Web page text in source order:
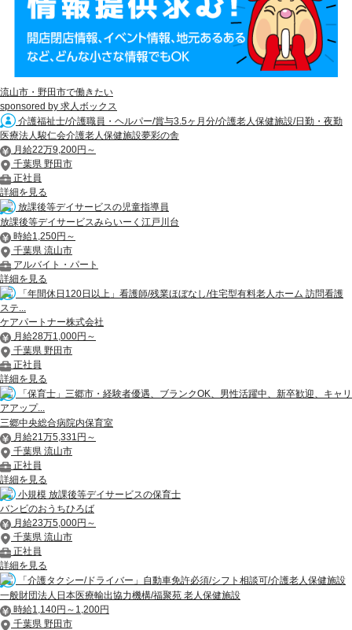
流山市・野田市で働きたい
sponsored by 求人ボックス
介護福祉士/介護職員・ヘルパー/賞与3.5ヶ月分/介護老人保健施設/日勤・夜勤
医療法人駿仁会介護老人保健施設夢彩の舎
月給22万9,200円～
千葉県 野田市
正社員
詳細を見る
放課後等デイサービスの児童指導員
放課後等デイサービスみらいーく江戸川台
時給1,250円～
千葉県 流山市
アルバイト・パート
詳細を見る
「年間休日120日以上」看護師/残業ほぼなし/住宅型有料老人ホーム 訪問看護
ステ...
ケアパートナー株式会社
月給28万1,000円～
千葉県 野田市
正社員
詳細を見る
「保育士」三郷市・経験者優遇、ブランクOK、男性活躍中、新卒歓迎、キャリ
アアップ...
三郷中央総合病院内保育室
月給21万5,331円～
千葉県 流山市
正社員
詳細を見る
小規模 放課後等デイサービスの保育士
バンビのおうちひろば
月給23万5,000円～
千葉県 流山市
正社員
詳細を見る
「介護タクシー/ドライバー」自動車免許必須/シフト相談可/介護老人保健施設
一般財団法人日本医療輸出協力機構/福聚苑 老人保健施設
時給1,140円～1,200円
千葉県 野田市